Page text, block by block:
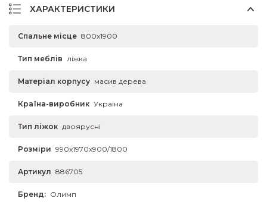
ХАРАКТЕРИСТИКИ
Спальне місце 800x1900
Тип меблів ліжка
Матеріал корпусу масив дерева
Країна-виробник Україна
Тип ліжок двоярусні
Розміри 990x1970x900/1800
Артикул 886705
Бренд: Олимп